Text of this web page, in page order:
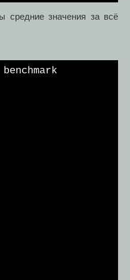
средние значения за всё